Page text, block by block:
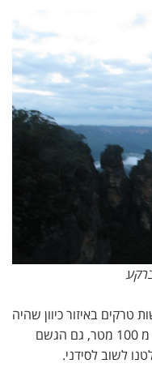
טרקים באיזור כיוון שהיה
ערפילי והראות היה למרחק של לא יותר מ 100 מטר, גם הגשם
לשוב לסידני.